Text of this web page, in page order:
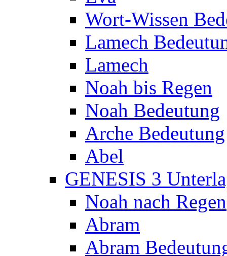
Wort-Wissen
Lamech
Lamech
Noah bis Regen
Noah Bedeutung
Arche Bedeutung
Abel
GENESIS 3
Noah nach Regen
Abram
Abram